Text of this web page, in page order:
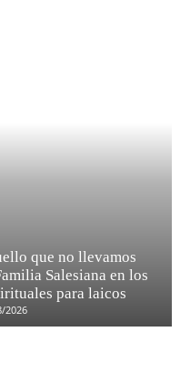
que no llevamos
Salesiana en los
para laicos
2026